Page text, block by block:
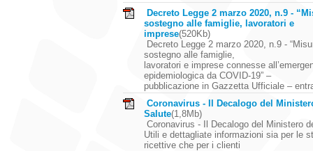
Decreto Legge 2 marzo 2020, n.9 -
sostegno alle famiglie, lavoratori e
imprese(520Kb)
Decreto Legge 2 marzo 2020, n.9 -
sostegno alle famiglie,
lavoratori e imprese connesse
epidemiologica da COVID-19” –
pubblicazione in Gazzetta Ufficiale –
Coronavirus - Il Decalogo del
Salute(1,8Mb)
Coronavirus - Il Decalogo del Ministero
Utili e dettagliate informazioni sia per le
ricettive che per i clienti